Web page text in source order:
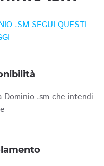
.SM SEGUI QUESTI
Dominio .sm che intendi